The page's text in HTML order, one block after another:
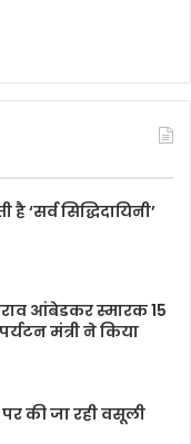
‘सर्व सिद्धिदायिनी’
आंबेडकर स्मारक 15
मंत्री ने किया
की जा रही वसूली